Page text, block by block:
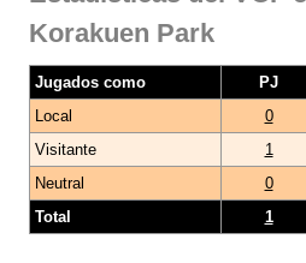
Korakuen Park
Jugados como PJ
Local
0
Visitante
1
Neutral
0
Total
1